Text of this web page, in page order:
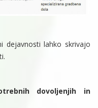
dejavnosti lahko skrivajo
dovoljenjih in